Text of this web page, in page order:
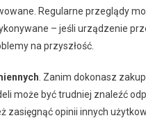
Regularne przeglądy
– jeśli urządzenie
na przyszłość.
. Zanim dokonasz
może być trudniej znaleźć
zasięgnąć opinii innych